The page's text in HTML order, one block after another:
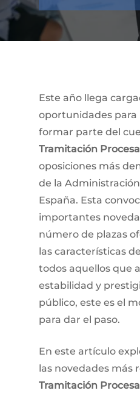
Este año llega
oportunidades para
formar parte del
Tramitación
oposiciones más
de la
España. Esta
importantes
número de plazas
las características
todos aquellos que
estabilidad y
público, este es el
para dar el paso.
En este artículo
las novedades más
Tramitación